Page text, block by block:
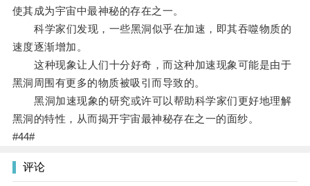
使其成为宇宙中最神秘的存在之一。
科学家们发现，一些黑洞似乎在加速，即其吞噬物质的
速度逐渐增加。
这种现象让人们十分好奇，而这种加速现象可能是由于
黑洞周围有更多的物质被吸引而导致的。
黑洞加速现象的研究或许可以帮助科学家们更好地理解
黑洞的特性，从而揭开宇宙最神秘存在之一的面纱。
#44#
评论